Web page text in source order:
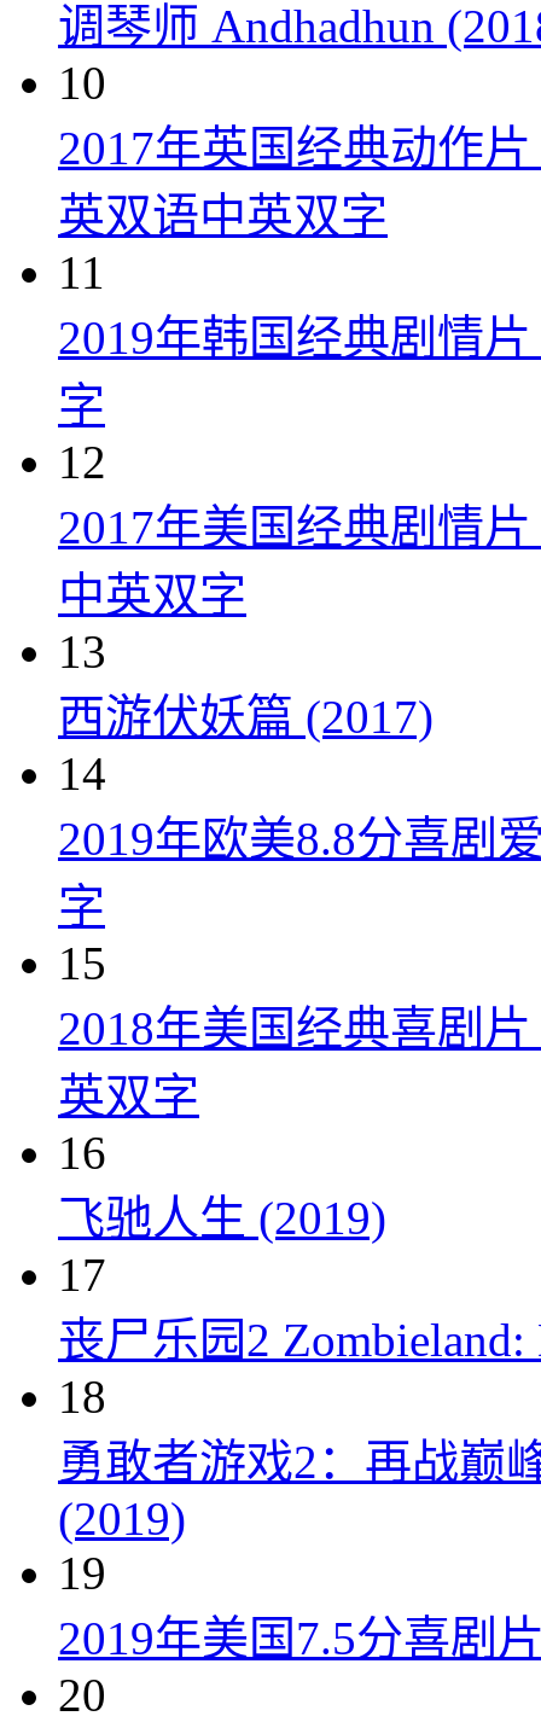
调琴师 Andhadhun
10
2017年英国经典动作
英双语中英双字
11
2019年韩国经典剧情
字
12
2017年美国经典剧情
中英双字
13
西游伏妖篇 (2017)
14
2019年欧美8.8分喜剧
字
15
2018年美国经典喜剧
英双字
16
飞驰人生 (2019)
17
丧尸乐园2 Zombieland:
18
勇敢者游戏2：再战巅
(2019)
19
2019年美国7.5分喜剧
20